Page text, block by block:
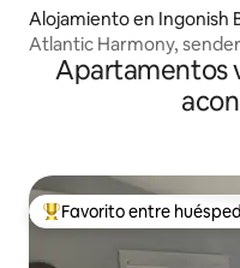
Alojamiento en Ingonish
Atlantic Harmony,
Apartamentos
Favorito entre huéspedes
Favorito entre